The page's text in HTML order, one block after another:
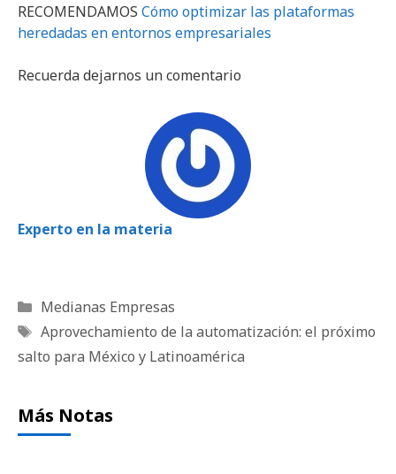
RECOMENDAMOS Cómo optimizar las plataformas
heredadas en entornos empresariales
Recuerda dejarnos un comentario
Experto en la materia
Categorías
Medianas Empresas
Etiquetas
Aprovechamiento de la automatización: el próximo
salto para México y Latinoamérica
Más Notas